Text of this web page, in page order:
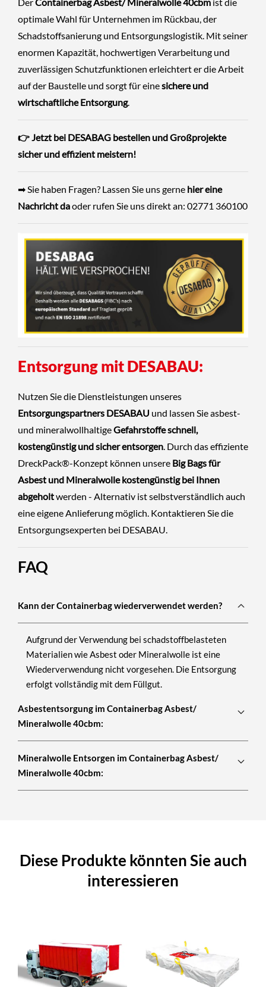
DerContainerbag Asbest/ Mineralwolle 40cbm ist die
optimale Wahl für Unternehmen im Rückbau, der
Schadstoffsanierung und Entsorgungslogistik. Mit seiner
enormen Kapazität, hochwertigen Verarbeitung und
zuverlässigen Schutzfunktionen erleichtert er die Arbeit
auf der Baustelle und sorgt für einesichere und
wirtschaftliche Entsorgung.
👉 Jetzt bei DESABAG bestellen und Großprojekte
sicher und effizient meistern!
➡ Sie haben Fragen? Lassen Sie uns gerne hier eine
Nachricht daoder rufen Sie uns direkt an: 02771 360100
Entsorgung mit DESABAU:
Nutzen Sie die Dienstleistungen unseres
Entsorgungspartners DESABAU und lassen Sie asbest-
und mineralwollhaltigeGefahrstoffe schnell,
kostengünstig und sicher entsorgen. Durch das effiziente
DreckPack®-Konzept können unsere Big Bags für
Asbest und Mineralwolle kostengünstig bei Ihnen
abgeholtwerden - Alternativ ist selbstverständlich auch
eine eigene Anlieferung möglich. Kontaktieren Sie die
Entsorgungsexperten bei DESABAU.
FAQ
Kann der Containerbag wiederverwendet werden?
Aufgrund der Verwendung bei schadstoffbelasteten
Materialien wie Asbest oder Mineralwolle ist eine
Wiederverwendung nicht vorgesehen. Die Entsorgung
erfolgt vollständig mit dem Füllgut.
Asbestentsorgung im Containerbag Asbest/
Mineralwolle 40cbm:
Mineralwolle Entsorgen im Containerbag Asbest/
Mineralwolle 40cbm:
Diese Produkte könnten Sie auch
interessieren